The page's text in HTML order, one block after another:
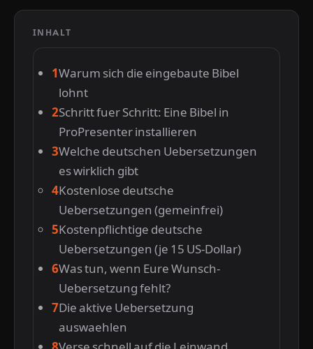
INHALT
Warum sich die eingebaute Bibel
lohnt
Schritt fuer Schritt: Eine Bibel in
ProPresenter installieren
Welche deutschen Uebersetzungen
es wirklich gibt
Kostenlose deutsche
Uebersetzungen (gemeinfrei)
Kostenpflichtige deutsche
Uebersetzungen (je 15 US-Dollar)
Was tun, wenn Eure Wunsch-
Uebersetzung fehlt?
Die aktive Uebersetzung
auswaehlen